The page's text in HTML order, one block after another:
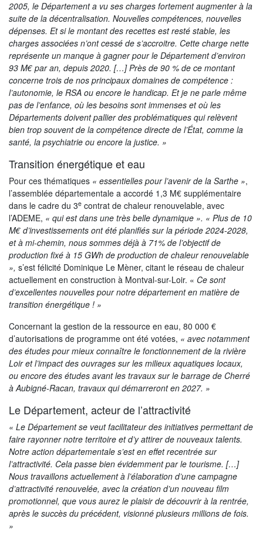
2005, le Département a vu ses charges fortement augmenter à la
suite de la décentralisation. Nouvelles compétences, nouvelles
dépenses. Et si le montant des recettes est resté stable, les
charges associées n’ont cessé de s’accroitre. Cette charge nette
représente un manque à gagner pour le Département d’environ
93 M€ par an, depuis 2020. […] Près de 90 % de ce montant
concerne trois de nos principaux domaines de compétence :
l’autonomie, le RSA ou encore le handicap. Et je ne parle même
pas de l’enfance, où les besoins sont immenses et où les
Départements doivent pallier des problématiques qui relèvent
bien trop souvent de la compétence directe de l’État, comme la
santé, la psychiatrie ou encore la justice. »
Transition énergétique et eau
Pour ces thématiques « essentielles pour l’avenir de la Sarthe »,
l’assemblée départementale a accordé 1,3 M€ supplémentaire
dans le cadre du 3e contrat de chaleur renouvelable, avec
l’ADEME, « qui est dans une très belle dynamique ». « Plus de 10
M€ d’investissements ont été planifiés sur la période 2024-2028,
et à mi-chemin, nous sommes déjà à 71% de l’objectif de
production fixé à 15 GWh de production de chaleur renouvelable
», s’est félicité Dominique Le Mèner, citant le réseau de chaleur
actuellement en construction à Montval-sur-Loir. « Ce sont
d’excellentes nouvelles pour notre département en matière de
transition énergétique ! »
Concernant la gestion de la ressource en eau, 80 000 €
d’autorisations de programme ont été votées, « avec notamment
des études pour mieux connaître le fonctionnement de la rivière
Loir et l’impact des ouvrages sur les milieux aquatiques locaux,
ou encore des études avant les travaux sur le barrage de Cherré
à Aubigné-Racan, travaux qui démarreront en 2027. »
Le Département, acteur de l’attractivité
« Le Département se veut facilitateur des initiatives permettant de
faire rayonner notre territoire et d’y attirer de nouveaux talents.
Notre action départementale s’est en effet recentrée sur
l’attractivité. Cela passe bien évidemment par le tourisme. […]
Nous travaillons actuellement à l’élaboration d’une campagne
d’attractivité renouvelée, avec la création d’un nouveau film
promotionnel, que vous aurez le plaisir de découvrir à la rentrée,
après le succès du précédent, visionné plusieurs millions de fois.
»